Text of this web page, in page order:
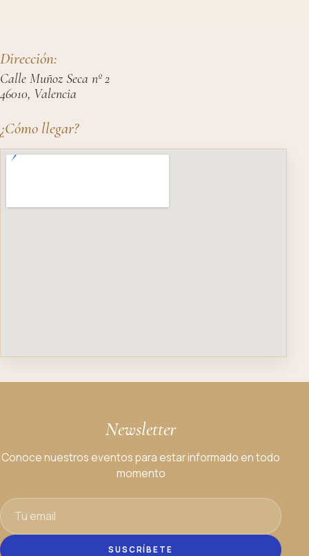
Dirección:
Calle Muñoz Seca nº 2
46010, Valencia
¿Cómo llegar?
Newsletter
Conoce nuestros eventos para estar informado en todo
momento
SUSCRÍBETE